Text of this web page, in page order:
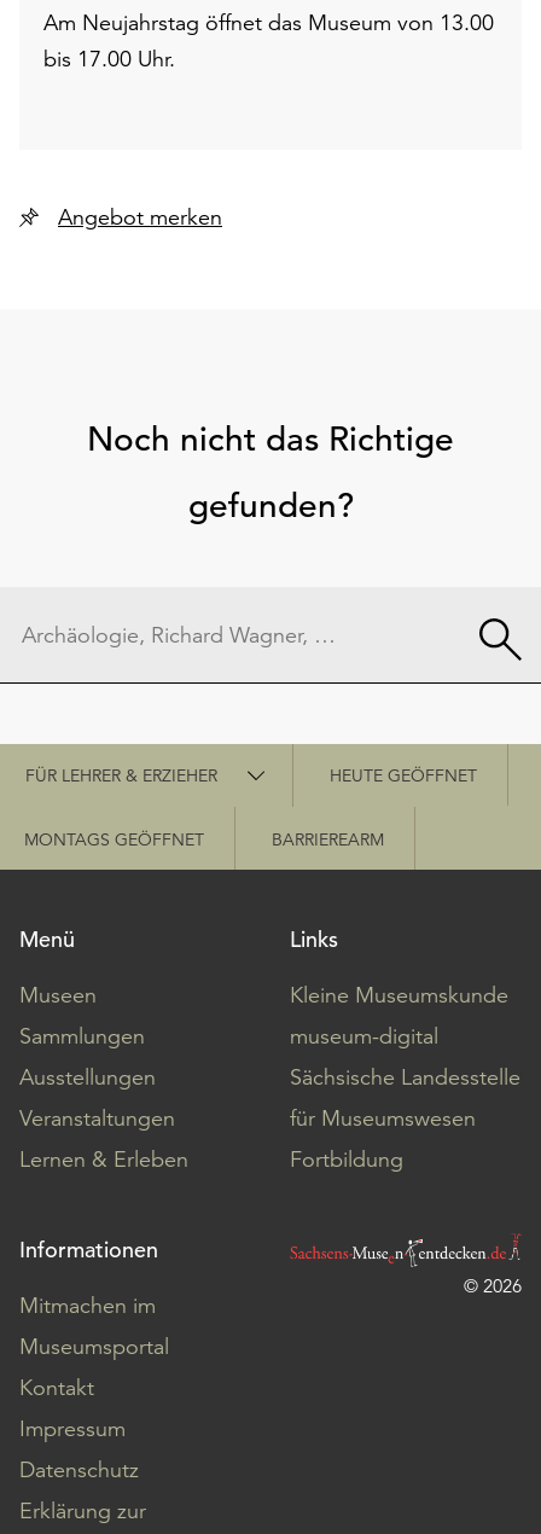
Am Neujahrstag öffnet das Museum von 13.00
bis 17.00 Uhr.
Angebot merken
Noch nicht das Richtige
gefunden?
Schnellzugriff
FÜR LEHRER & ERZIEHER HEUTE GEÖFFNET
MONTAGS GEÖFFNET BARRIEREARM
Menü
Museen
Sammlungen
Ausstellungen
Veranstaltungen
Lernen & Erleben
Links
Kleine Museumskunde
museum-digital
Sächsische Landesstelle
für Museumswesen
Fortbildung
Informationen
Mitmachen im
Museumsportal
Kontakt
Impressum
Datenschutz
Erklärung zur
© 2026